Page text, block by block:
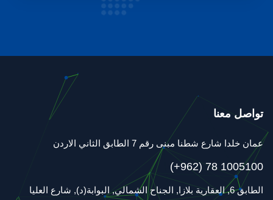
تواصل معنا
عمان خلدا شارع شطنا مبنى رقم 7 الطابق الثاني الاردن
(+962) 78 1005100
الطابق 6, العقارية بلازا, الجناح الشمالي, البوابة(د), شارع العليا